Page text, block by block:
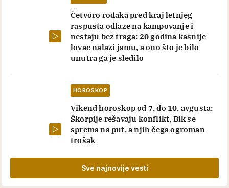
Četvoro rođaka pred kraj letnjeg
raspusta odlaze na kampovanje i
nestaju bez traga: 20 godina kasnije
lovac nalazi jamu, a ono što je bilo
unutra ga je sledilo
HOROSKOP
Vikend horoskop od 7. do 10. avgusta:
Škorpije rešavaju konflikt, Bik se
sprema na put, a njih čega ogroman
trošak
Sve najnovije vesti